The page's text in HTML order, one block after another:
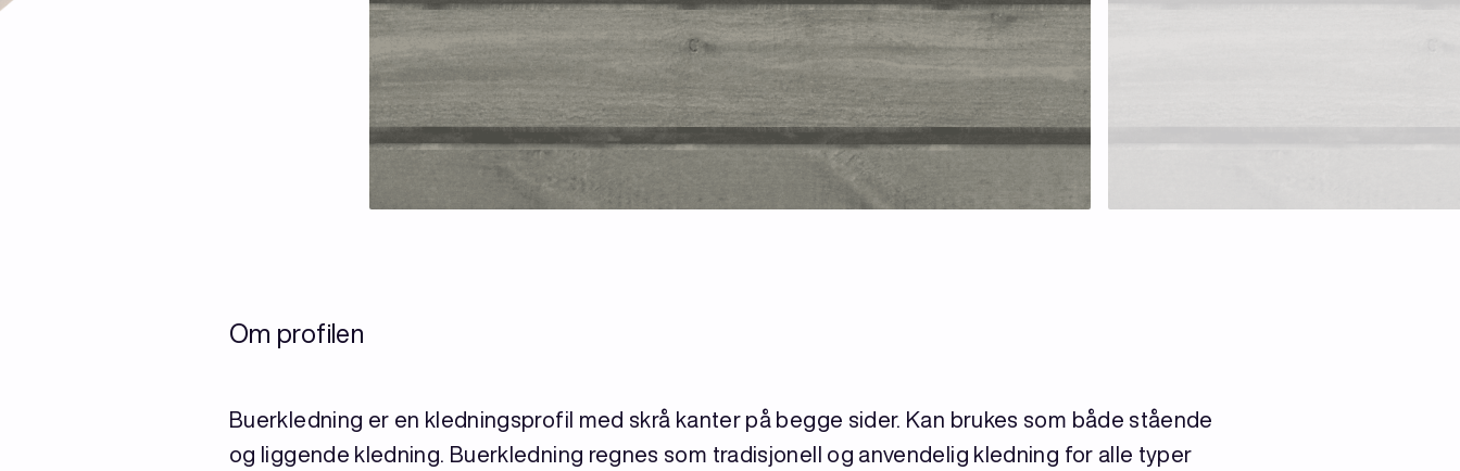
Om profilen
Buerkledning er en kledningsprofil med skrå kanter på begge sider. Kan brukes som både stående
og liggende kledning. Buerkledning regnes som tradisjonell og anvendelig kledning for alle typer